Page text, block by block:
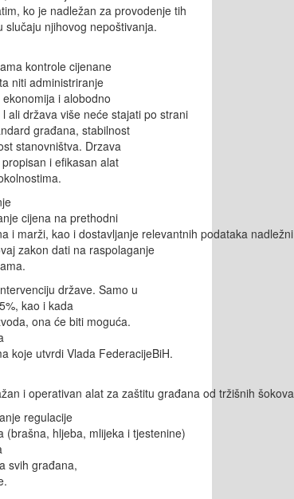
ko je nadležan za provodenje tih
slučaju njihovog nepoštivanja.
kontrole cijenane
nitiadministriranje
ekonomija i alobodno
l ali država više neće stajatipo strani
građana, stabilnost
stanovništva. Drzava
i efikasan alat
cijena na prethodni
i marži, kao i dostavljanje relevantnih podataka
zakon dati na raspolaganje
države. Samo u
kao i kada
ona će biti moguća.
koje utvrdiVlada FederacijeBiH.
i operativan alatza zaštitu građana od tržišnih šokova
regulacije
(brašna, hljeba, mlijeka i tjestenine)
svih građana,
.